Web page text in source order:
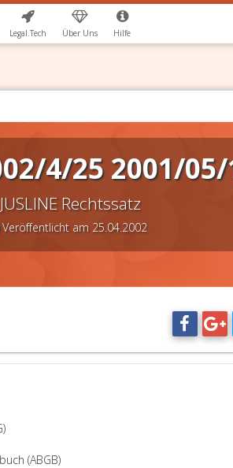
Legal.Tech Über Uns Hilfe
4/25 2001/
JUSLINE Rechtssatz
Veröffentlicht am 25.04.2002
(ABGB)